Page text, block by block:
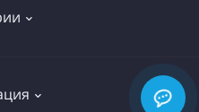
матрасы